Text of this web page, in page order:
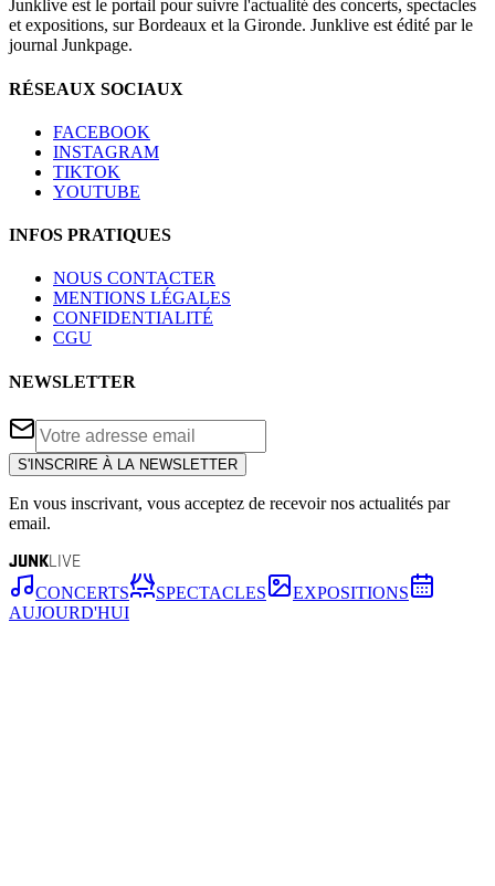
Junklive est le portail pour suivre l'actualité des concerts, spectacles
et expositions, sur Bordeaux et la Gironde. Junklive est édité par le
journal Junkpage.
RÉSEAUX SOCIAUX
FACEBOOK
INSTAGRAM
TIKTOK
YOUTUBE
INFOS PRATIQUES
NOUS CONTACTER
MENTIONS LÉGALES
CONFIDENTIALITÉ
CGU
NEWSLETTER
S'INSCRIRE À LA NEWSLETTER
En vous inscrivant, vous acceptez de recevoir nos actualités par
email.
JUNKLIVE
CONCERTS SPECTACLES
EXPOSITIONS
AUJOURD'HUI